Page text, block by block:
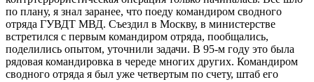
по плану, я знал заранее, что поеду командиром сводного
отряда ГУВДТ МВД. Съездил в Москву, в министерстве
встретился с первым командиром отряда, пообщались,
поделились опытом, уточнили задачи. В 95-м году это была
рядовая командировка в череде многих других. Командиром
сводного отряда я был уже четвертым по счету, штаб его